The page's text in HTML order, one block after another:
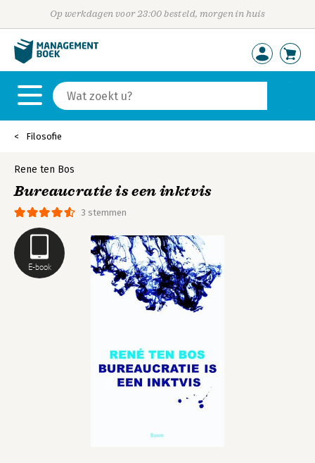
Op werkdagen voor 23:00 besteld, morgen in huis
Filosofie
E-book
3 stemmen
Rene ten Bos
Bureaucratie is een inktvis